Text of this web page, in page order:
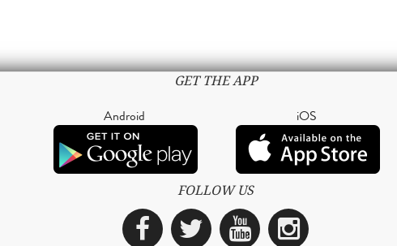
GET THE APP
Android iOS
FOLLOW US
Facebook
TwitterYouTube